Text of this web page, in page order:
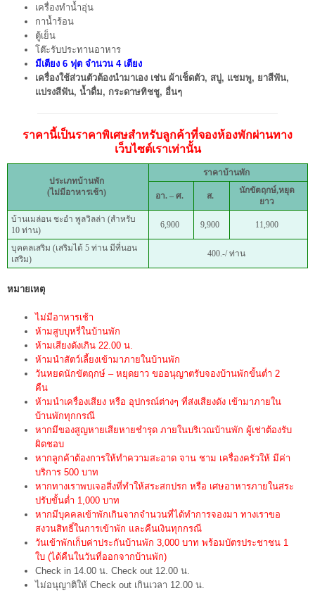
เครื่องทำน้ำอุ่น
กาน้ำร้อน
ตู้เย็น
โต๊ะรับประทานอาหาร
มีเตียง 6 ฟุต จำนวน 4 เตียง
เครื่องใช้ส่วนตัวต้องนำมาเอง เช่น ผ้าเช็ดตัว, สบู่, แชมพู, ยาสีฟัน,
แปรงสีฟัน, น้ำดื่ม, กระดาษทิชชู, อื่นๆ
ราคานี้เป็นราคาพิเศษสำหรับลูกค้าที่จองห้องพักผ่านทาง
เว็บไซต์เราเท่านั้น
ประเภทบ้านพัก
(ไม่มีอาหารเช้า)
ราคาบ้านพัก
อา. – ศ. ส.
นักขัตฤกษ์,หยุด
ยาว
บ้านเมล่อน ชะอำ พูลวิลล่า (สำหรับ
10 ท่าน)
6,900 9,900 11,900
บุคคลเสริม (เสริมได้ 5 ท่าน มีที่นอน
เสริม)
400.-/ ท่าน
หมายเหตุ
ไม่มีอาหารเช้า
ห้ามสูบบุหรี่ในบ้านพัก
ห้ามเสียงดังเกิน 22.00 น.
ห้ามนำสัตว์เลี้ยงเข้ามาภายในบ้านพัก
วันหยดนักขัตฤกษ์ – หยุดยาว ขออนุญาตรับจองบ้านพักขั้นต่ำ 2
คืน
ห้ามนำเครื่องเสียง หรือ อุปกรณ์ต่างๆ ที่ส่งเสียงดัง เข้ามาภายใน
บ้านพักทุกกรณี
หากมีของสูญหายเสียหายชำรุด ภายในบริเวณบ้านพัก ผู้เช่าต้องรับ
ผิดชอบ
หากลูกค้าต้องการให้ทำความสะอาด จาน ชาม เครื่องครัวให้ มีค่า
บริการ 500 บาท
หากทางเราพบเจอสิ่งที่ทำให้สระสกปรก หรือ เศษอาหารภายในสระ
ปรับขั้นต่ำ 1,000 บาท
หากมีบุคคลเข้าพักเกินจากจำนวนที่ได้ทำการจองมา ทางเราขอ
สงวนสิทธิ์ในการเข้าพัก และคืนเงินทุกกรณี
วันเข้าพักเก็บค่าประกันบ้านพัก 3,000 บาท พร้อมบัตรประชาชน 1
ใบ (ได้คืนในวันที่ออกจากบ้านพัก)
Check in 14.00 น. Check out 12.00 น.
ไม่อนุญาติให้ Check out เกินเวลา 12.00 น.